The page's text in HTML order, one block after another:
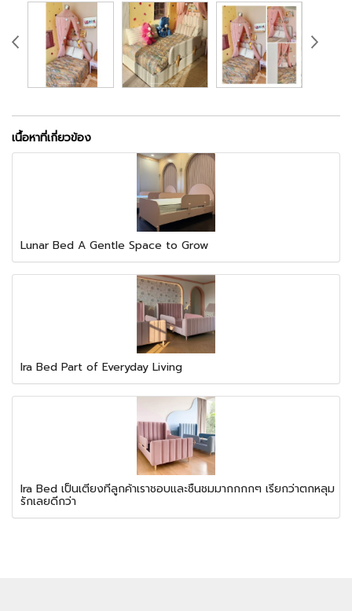
เนื้อหาที่เกี่ยวข้อง
Lunar Bed A Gentle Space to Grow
Ira Bed Part of Everyday Living
Ira Bed เป็นเตียงที่ลูกค้าเราชอบและชื่นชมมากกกกๆ เรียกว่าตกหลุม
รักเลยดีกว่า